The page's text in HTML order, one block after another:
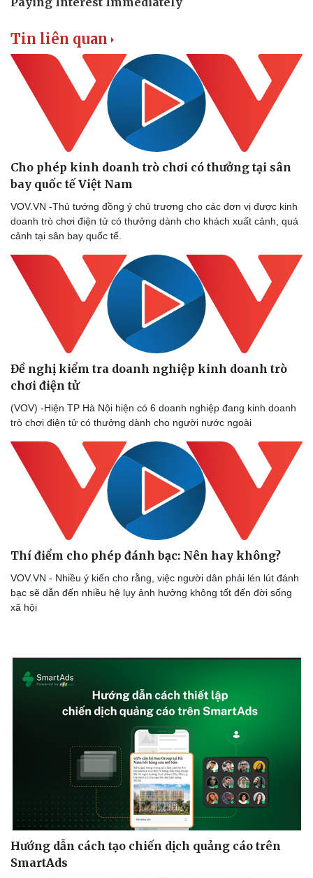
Bóng đá
Lịch thi đấu bóng đá
Thế giới thể thao
eSports
Ô tô
Tư vấn
Tin liên quan
Cho phép kinh doanh trò chơi có thưởng tại sân
bay quốc tế Việt Nam
VOV.VN -Thủ tướng đồng ý chủ trương cho các đơn vị được kinh
doanh trò chơi điện tử có thưởng dành cho khách xuất cảnh, quá
cảnh tại sân bay quốc tế.
Đề nghị kiểm tra doanh nghiệp kinh doanh trò
chơi điện tử
(VOV) -Hiện TP Hà Nội hiện có 6 doanh nghiệp đang kinh doanh
trò chơi điện tử có thưởng dành cho người nước ngoài
Thí điểm cho phép đánh bạc: Nên hay không?
VOV.VN - Nhiều ý kiến cho rằng, việc người dân phải lén lút đánh
bạc sẽ dẫn đến nhiều hệ lụy ảnh hưởng không tốt đến đời sống
xã hội
Hướng dẫn cách tạo chiến dịch quảng cáo trên
SmartAds